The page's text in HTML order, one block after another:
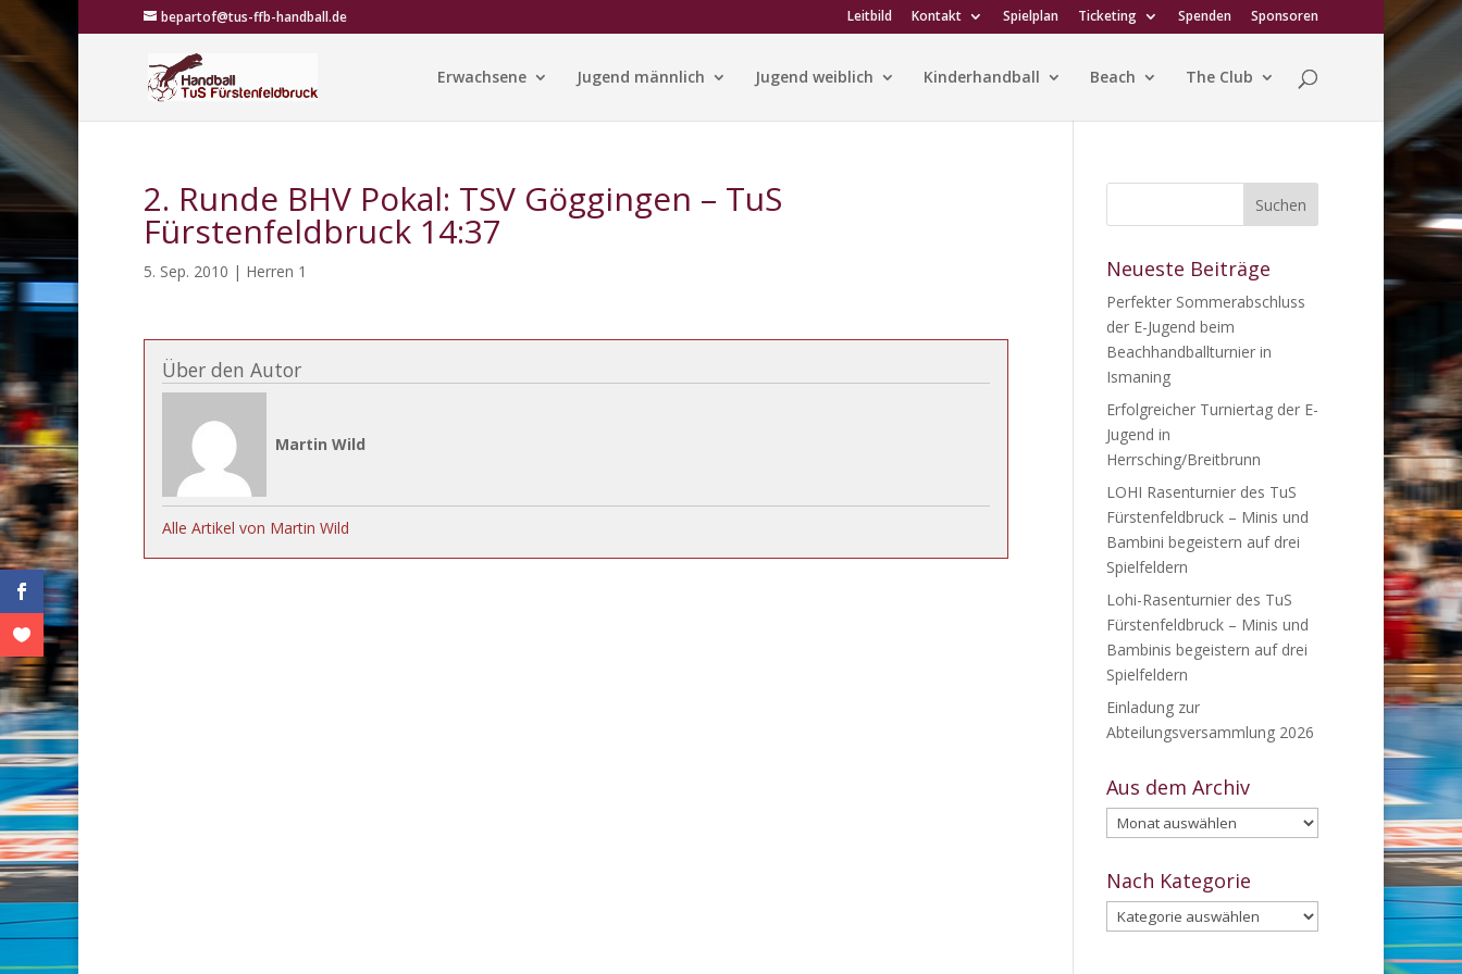
bepartof@tus-ffb-handball.de Leitbild Kontakt Spielplan Ticketing Spenden Sponsoren
Erwachsene Jugend männlich Jugend weiblich Kinderhandball Beach The Club
2. Runde BHV Pokal: TSV Göggingen – TuS
Fürstenfeldbruck 14:37
5. Sep. 2010 | Herren 1
Über den Autor
Martin Wild
Alle Artikel von Martin Wild
Neueste Beiträge
Perfekter Sommerabschluss
der E-Jugend beim
Beachhandballturnier in
Ismaning
Erfolgreicher Turniertag der E-
Jugend in
Herrsching/Breitbrunn
LOHI Rasenturnier des TuS
Fürstenfeldbruck – Minis und
Bambini begeistern auf drei
Spielfeldern
Lohi-Rasenturnier des TuS
Fürstenfeldbruck – Minis und
Bambinis begeistern auf drei
Spielfeldern
Einladung zur
Abteilungsversammlung 2026
Aus dem Archiv
Aus
dem
Archiv
Nach Kategorie
Nach
Kategorie